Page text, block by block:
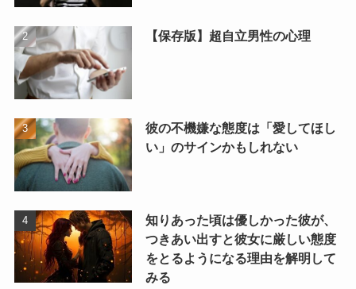
【保存版】超自立男性の心理
彼の不機嫌な態度は「愛してほし
い」のサインかもしれない
知りあった頃は優しかった彼が、
つきあい出すと彼女に厳しい態度
をとるようになる理由を解明して
みる